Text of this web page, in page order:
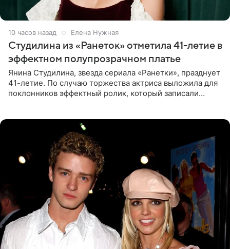
10 часов назад Елена Нужная
Студилина из «Ранеток» отметила 41-летие в
эффектном полупрозрачном платье
Янина Студилина, звезда сериала «Ранетки», празднует
41-летие. По случаю торжества актриса выложила для
поклонников эффектный ролик, который записали